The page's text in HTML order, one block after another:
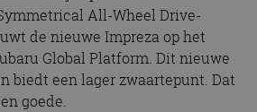
All-Wheel Drive-
de nieuwe Impreza op het
Global Platform. Dit nieuwe
biedt een lager zwaartepunt. Dat
goede.